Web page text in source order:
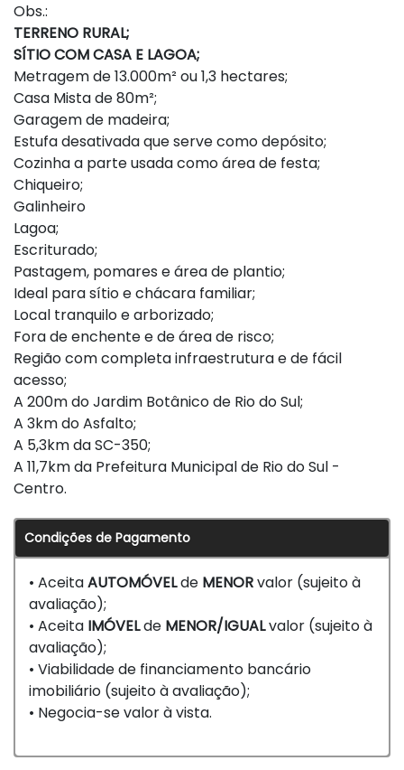
Obs.:
TERRENO RURAL;
SÍTIO COM CASA E LAGOA;
Metragem de 13.000m² ou 1,3 hectares;
Casa Mista de 80m²;
Garagem de madeira;
Estufa desativada que serve como depósito;
Cozinha a parte usada como área de festa;
Chiqueiro;
Galinheiro
Lagoa;
Escriturado;
Pastagem, pomares e área de plantio;
Ideal para sítio e chácara familiar;
Local tranquilo e arborizado;
Fora de enchente e de área de risco;
Região com completa infraestrutura e de fácil
acesso;
A 200m do Jardim Botânico de Rio do Sul;
A 3km do Asfalto;
A 5,3km da SC-350;
A 11,7km da Prefeitura Municipal de Rio do Sul -
Centro.
Condições de Pagamento
• AceitaAUTOMÓVELde MENORvalor (sujeito à
avaliação);
• Aceita IMÓVELde MENOR/IGUALvalor (sujeito à
avaliação);
• Viabilidade de financiamento bancário
imobiliário (sujeito à avaliação);
• Negocia-se valor à vista.